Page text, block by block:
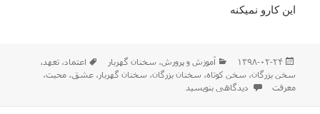
این کارو نمیکنه
ارسال
شده
در
۱۳۹۸-۰۲-۲۴ دسته‌ها
آموزش و پرورش، سخنان گهربار برچسب‌ها
اعتماد،تعهد،
سخن بزرگان، سخن کوتاه، سخنان بزرگان، سخنان گهربار ،عشق،محبت،
معرفت
برای سخنان گهربار
دیدگاهی بنویسید